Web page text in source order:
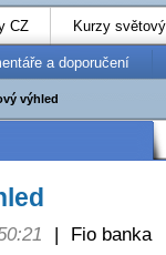
CZ Kurzy
a doporučení
výhled
|
Fio banka